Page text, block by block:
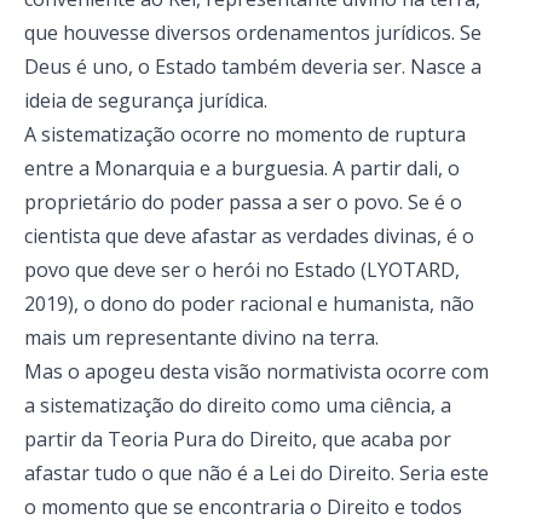
que houvesse diversos ordenamentos jurídicos. Se
Deus é uno, o Estado também deveria ser. Nasce a
ideia de segurança jurídica.
A sistematização ocorre no momento de ruptura
entre a Monarquia e a burguesia. A partir dali, o
proprietário do poder passa a ser o povo. Se é o
cientista que deve afastar as verdades divinas, é o
povo que deve ser o herói no Estado (LYOTARD,
2019), o dono do poder racional e humanista, não
mais um representante divino na terra.
Mas o apogeu desta visão normativista ocorre com
a sistematização do direito como uma ciência, a
partir da Teoria Pura do Direito, que acaba por
afastar tudo o que não é a Lei do Direito. Seria este
o momento que se encontraria o Direito e todos